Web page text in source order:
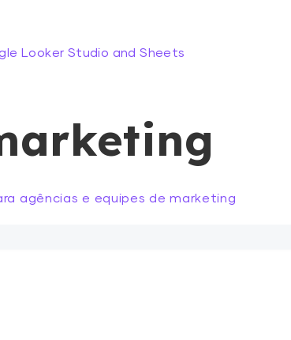
Looker Studio and Sheets
agências e equipes de marketing